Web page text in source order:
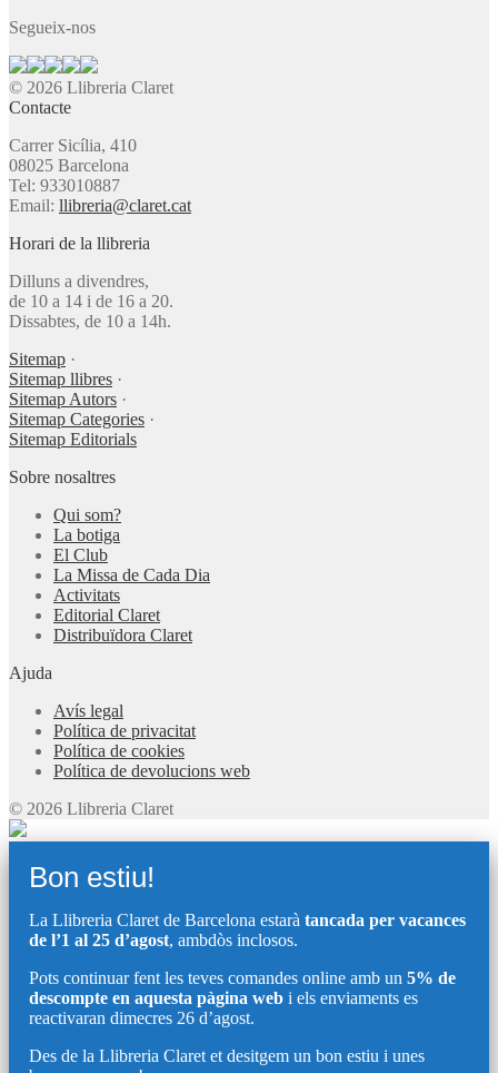
Segueix-nos
© 2026 Llibreria Claret
Contacte
Carrer Sicília, 410
08025 Barcelona
Tel: 933010887
Email: llibreria@claret.cat
Horari de la llibreria
Dilluns a divendres,
de 10 a 14 i de 16 a 20.
Dissabtes, de 10 a 14h.
Sitemap ·
Sitemap llibres ·
Sitemap Autors ·
Sitemap Categories ·
Sitemap Editorials
Sobre nosaltres
Qui som?
La botiga
El Club
La Missa de Cada Dia
Activitats
Editorial Claret
Distribuïdora Claret
Ajuda
Avís legal
Política de privacitat
Política de cookies
Política de devolucions web
© 2026 Llibreria Claret
Bon estiu!
La Llibreria Claret de Barcelona estarà tancada per vacances
de l’1 al 25 d’agost, ambdòs inclosos.
Pots continuar fent les teves comandes online amb un 5% de
descompte en aquesta pàgina web i els enviaments es
reactivaran dimecres 26 d’agost.
Des de la Llibreria Claret et desitgem un bon estiu i unes